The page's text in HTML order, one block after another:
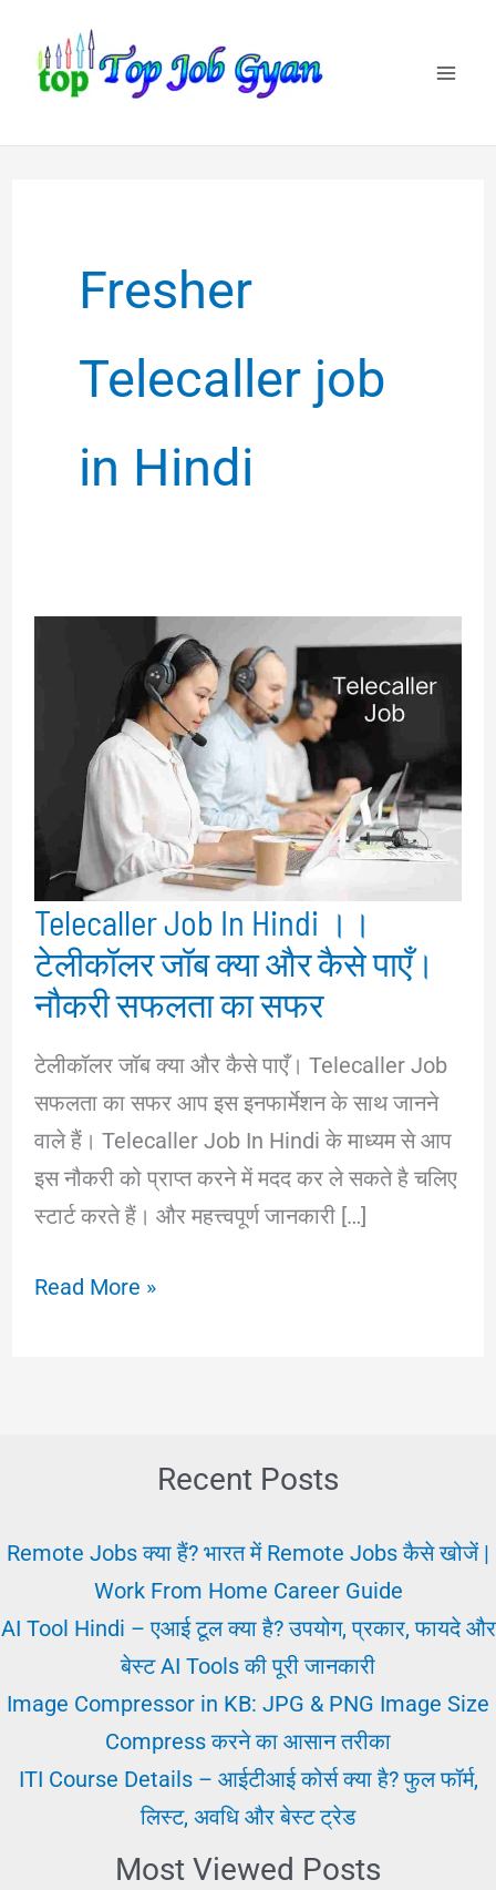
content
Fresher
Telecaller job
in Hindi
Telecaller Job In Hindi ।।
टेलीकॉलर जॉब क्या और कैसे पाएँ।
नौकरी सफलता का सफर
टेलीकॉलर जॉब क्या और कैसे पाएँ। Telecaller Job
सफलता का सफर आप इस इनफार्मेशन के साथ जानने
वाले हैं। Telecaller Job In Hindi के माध्यम से आप
इस नौकरी को प्राप्त करने में मदद कर ले सकते है चलिए
स्टार्ट करते हैं। और महत्त्वपूर्ण जानकारी […]
Telecaller
क्या
कैसे
नौकरी
का
Read More »
Recent Posts
Remote Jobs क्या हैं? भारत में Remote Jobs कैसे खोजें |
Work From Home Career Guide
AI Tool Hindi – एआई टूल क्या है? उपयोग, प्रकार, फायदे और
बेस्ट AI Tools की पूरी जानकारी
Image Compressor in KB: JPG & PNG Image Size
Compress करने का आसान तरीका
ITI Course Details – आईटीआई कोर्स क्या है? फुल फॉर्म,
लिस्ट, अवधि और बेस्ट ट्रेड
Most Viewed Posts